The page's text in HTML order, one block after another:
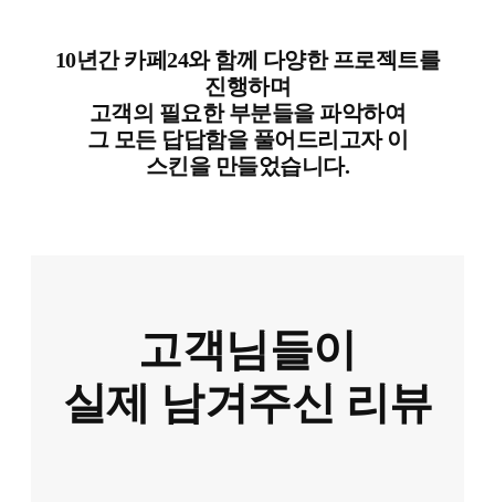
10년간 카페24와 함께 다양한 프로젝트를
진행하며
고객의 필요한 부분들을 파악하여
그 모든 답답함을 풀어드리고자 이
스킨을 만들었습니다.
고객님들이
실제 남겨주신 리뷰